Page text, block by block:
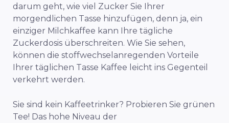
darum geht, wie viel Zucker Sie Ihrer
morgendlichen Tasse hinzufügen, denn ja, ein
einziger Milchkaffee kann Ihre tägliche
Zuckerdosis überschreiten. Wie Sie sehen,
können die stoffwechselanregenden Vorteile
Ihrer täglichen Tasse Kaffee leicht ins Gegenteil
verkehrt werden.
Sie sind kein Kaffeetrinker? Probieren Sie grünen
Tee! Das hohe Niveau der